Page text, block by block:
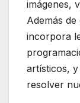
imágenes,
Además
incorpora
artísticos,
resolver